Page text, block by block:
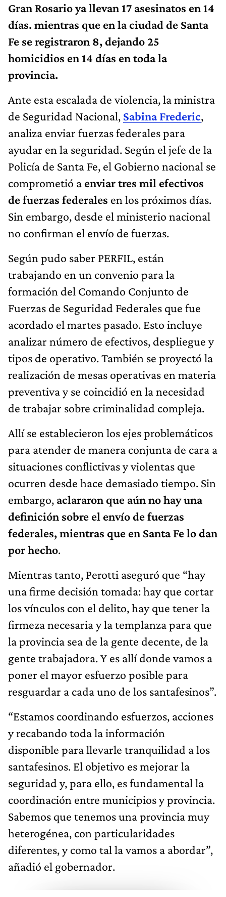
Gran Rosario ya llevan 17 asesinatos en 14
días. mientras que en la ciudad de Santa
Fe se registraron 8, dejando 25
homicidios en 14 días en toda la
provincia.
Ante esta escalada de violencia, la ministra
de Seguridad Nacional, Sabina Frederic,
analiza enviar fuerzas federales para
ayudar en la seguridad. Según el jefe de la
Policía de Santa Fe, el Gobierno nacional se
comprometió a enviar tres mil efectivos
de fuerzas federales en los próximos días.
Sin embargo, desde el ministerio nacional
no confirman el envío de fuerzas.
Según pudo saber PERFIL, están
trabajando en un convenio para la
formación del Comando Conjunto de
Fuerzas de Seguridad Federales que fue
acordado el martes pasado. Esto incluye
analizar número de efectivos, despliegue y
tipos de operativo. También se proyectó la
realización de mesas operativas en materia
preventiva y se coincidió en la necesidad
de trabajar sobre criminalidad compleja.
Allí se establecieron los ejes problemáticos
para atender de manera conjunta de cara a
situaciones conflictivas y violentas que
ocurren desde hace demasiado tiempo. Sin
embargo, aclararon que aún no hay una
definición sobre el envío de fuerzas
federales, mientras que en Santa Fe lo dan
por hecho.
Mientras tanto, Perotti aseguró que “hay
una firme decisión tomada: hay que cortar
los vínculos con el delito, hay que tener la
firmeza necesaria y la templanza para que
la provincia sea de la gente decente, de la
gente trabajadora. Y es allí donde vamos a
poner el mayor esfuerzo posible para
resguardar a cada uno de los santafesinos”.
“Estamos coordinando esfuerzos, acciones
y recabando toda la información
disponible para llevarle tranquilidad a los
santafesinos. El objetivo es mejorar la
seguridad y, para ello, es fundamental la
coordinación entre municipios y provincia.
Sabemos que tenemos una provincia muy
heterogénea, con particularidades
diferentes, y como tal la vamos a abordar”,
añadió el gobernador.